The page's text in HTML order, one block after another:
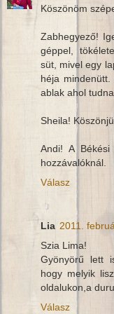
Köszönöm
Zabhegyező!
géppel,
süt, mivel egy
héja
ablak ahol
Sheila!
Andi! A
hozzávalóknál.
Válasz
Lia 2011.
Szia Lima!
Gyönyörű lett
hogy melyik
oldalukon,a
Válasz